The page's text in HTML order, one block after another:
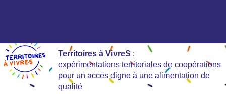
Territoires à VivreS :
expérimentations territoriales de coopérations
pour un accès digne à une alimentation de
qualité